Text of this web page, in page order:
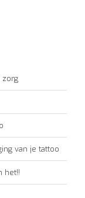
zorg
van je tattoo
het!!